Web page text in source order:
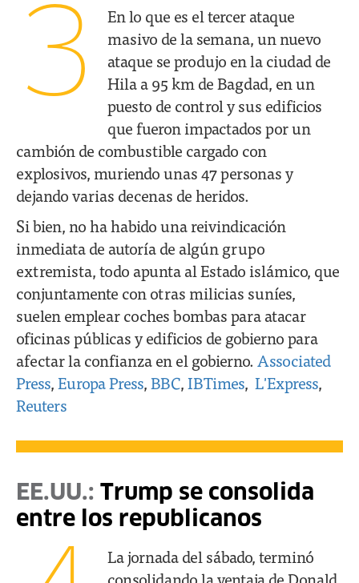
3
En lo que es el tercer ataque
masivo de la semana, un nuevo
ataque se produjo en la ciudad de
Hila a 95 km de Bagdad, en un
puesto de control y sus edificios
que fueron impactados por un
cambión de combustible cargado con
explosivos, muriendo unas 47 personas y
dejando varias decenas de heridos.
Si bien, no ha habido una reivindicación
inmediata de autoría de algún grupo
extremista, todo apunta al Estado islámico, que
conjuntamente con otras milicias suníes,
suelen emplear coches bombas para atacar
oficinas públicas y edificios de gobierno para
afectar la confianza en el gobierno. Associated
Press,Europa Press, BBC,IBTimes, L'Express,
Reuters
EE.UU.: Trump se consolida
entre los republicanos
La jornada del sábado, terminó
consolidando la ventaja de Donald